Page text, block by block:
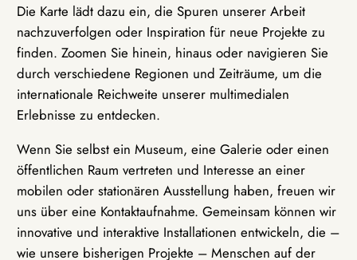
Die Karte lädt dazu ein, die Spuren unserer Arbeit
nachzuverfolgen oder Inspiration für neue Projekte zu
finden. Zoomen Sie hinein, hinaus oder navigieren Sie
durch verschiedene Regionen und Zeiträume, um die
internationale Reichweite unserer multimedialen
Erlebnisse zu entdecken.
Wenn Sie selbst ein Museum, eine Galerie oder einen
öffentlichen Raum vertreten und Interesse an einer
mobilen oder stationären Ausstellung haben, freuen wir
uns über eine Kontaktaufnahme. Gemeinsam können wir
innovative und interaktive Installationen entwickeln, die –
wie unsere bisherigen Projekte – Menschen auf der